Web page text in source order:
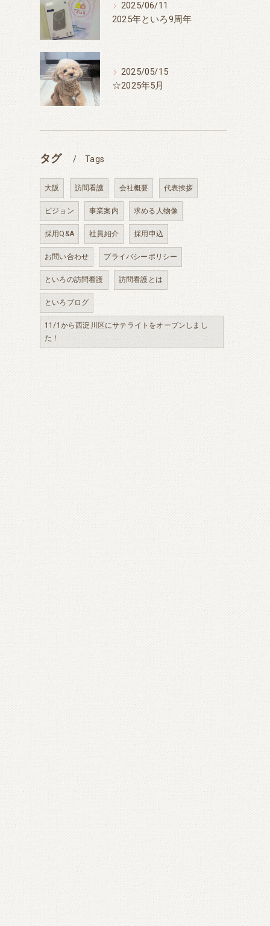
2025/06/11
2025年といろ9周年
2025/05/15
☆2025年5月
タグ Tags
大阪 訪問看護 会社概要 代表挨拶
ビジョン 事業案内 求める人物像
採用Q&A 社員紹介 採用申込
お問い合わせ プライバシーポリシー
といろの訪問看護 訪問看護とは
といろブログ
11/1から西淀川区にサテライトをオープンしまし
た！